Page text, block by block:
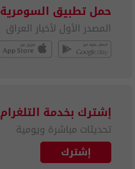
حمل تطبيق السومرية
المصدر الأول لأخبار العراق
إشترك بخدمة التلغرام
تحديثات مباشرة ويومية
إشترك